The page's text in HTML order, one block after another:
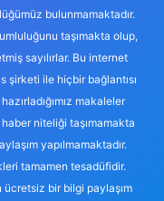
bulunmamaktadır.
taşımakta olup,
sayılırlar. Bu internet
şirketi ile hiçbir bağlantısı
makaleler
niteliği taşımamakta
yapılmamaktadır.
tamamen tesadüfidir.
bir bilgi paylaşım